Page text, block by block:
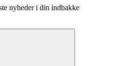
nyheder i din indbakke